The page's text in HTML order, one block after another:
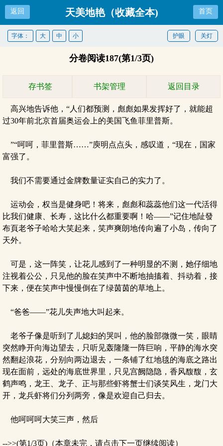
返回 天美地艳（收藏全本) 首页
关灯
护眼
字体： 大 中 小
分卷阅读187(第1/3页)
存书签 书架管理 返回目录
高兴地告诉他，“人们都预测，彪彪如果发挥好了，就能超
过30年前北京首届奥运会上的美国飞鱼菲里普斯。
”“呵呵，菲里普斯……”庾明点点头，感叹道，“现在，国家
富强了。
我们不需要通过金牌数量证实自己的实力了。
运动会，权当是健身吧！将来，彪彪和蕊蕊他们这一代活得
比我们健康、长寿，这比什么都重要啊！哈——”记住地阯發
布頁老爷子哈哈大笑起来，笑声爽朗地传向遍了小岛，传向了
天外。
可是，这一阵笑，让花儿感到了一种明显的不测，她仔细地
注视着公公，只见他的脸在笑声中不断地抽搐着、抖动着，接
下来，便在笑声中慢慢倒在了绿茵茵的草地上。
“爸爸——”花儿失声地大叫起来。
老爷子像是听到了儿媳妇的哭叫，他的脸部微微一笑，眼睛
突然睁开向海边望去，只听见轰隆隆一阵巨响，平静的海水突
然翻起浪花，分别向两边退去，一条铺了红地毯的海底之路出
现在面前，远处的海底世界里，只见宫阙隐隐，香风馥馥，玄
鹤声鸣，龙王、龙子、正与那些虾将蟹士们谈笑风生，龙门大
开，龙兵虾将们分列两旁，像是欢迎自己归去。
他呵呵呵大笑三声，然后
-->>(第1/3页)（本章未完，请点击下一页继续阅读）